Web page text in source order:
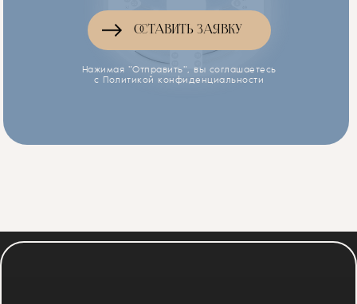
ОСТАВИТЬ ЗАЯВКУ
Нажимая "Отправить", вы соглашаетесь
с Политикой конфиденциальности